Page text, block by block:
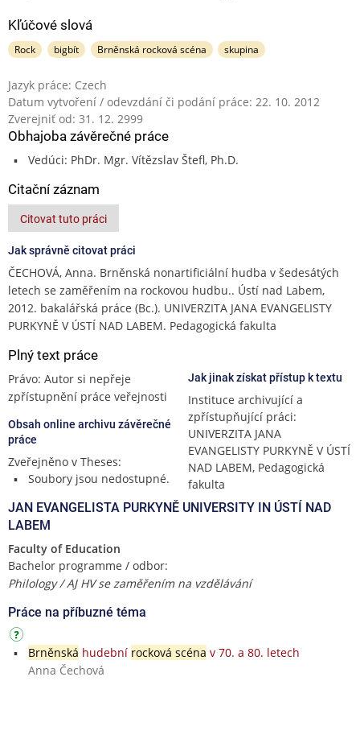
Kľúčové slová
Rock bigbít Brněnská rocková scéna skupina
Jazyk práce: Czech
Datum vytvoření / odevzdání či podání práce: 22. 10. 2012
Zverejniť od: 31. 12. 2999
Obhajoba závěrečné práce
Vedúci: PhDr. Mgr. Vítězslav Štefl, Ph.D.
Citační záznam
Citovat tuto práci
Jak správně citovat práci
ČECHOVÁ, Anna. Brněnská nonartificiální hudba v šedesátých
letech se zaměřením na rockovou hudbu.. Ústí nad Labem,
2012. bakalářská práce (Bc.). UNIVERZITA JANA EVANGELISTY
PURKYNĚ V ÚSTÍ NAD LABEM. Pedagogická fakulta
Plný text práce
Právo: Autor si nepřeje
zpřístupnění práce veřejnosti
Obsah online archivu závěrečné
práce
Zveřejněno v Theses:
Soubory jsou nedostupné.
Jak jinak získat přístup k textu
Instituce archivující a
zpřístupňující práci:
UNIVERZITA JANA
EVANGELISTY PURKYNĚ V ÚSTÍ
NAD LABEM, Pedagogická
fakulta
JAN EVANGELISTA PURKYNĚ UNIVERSITY IN ÚSTÍ NAD
LABEM
Faculty of Education
Bachelor programme / odbor:
Philology / AJ HV se zaměřením na vzdělávání
Práce na příbuzné téma
Brněnská hudební rocková scéna v 70. a 80. letech
Anna Čechová